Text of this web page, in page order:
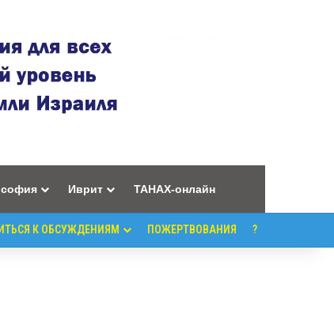
Иврит ТАНАХ-онлайн
К ОБСУЖДЕНИЯМ ПОЖЕРТВОВАНИЯ ?